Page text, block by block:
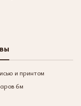
и принтом
6м